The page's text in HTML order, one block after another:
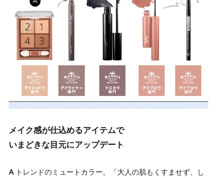
メイク感が仕込めるアイテムで
いまどきな目元にアップデート
A トレンドのミュートカラー。「大人の肌もくすませず、し